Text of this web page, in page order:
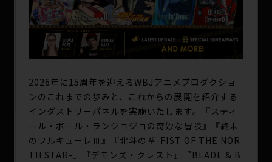
2026年に15周年を迎えるWBJアニメプロダクショ
ンのこれまでの歩みと、これからの展開を紹介する
インダストリーパネルを実施いたします。『スティ
ール・ボール・ランジョジョの奇妙な冒険』『終末
のワルキューレⅢ』『北斗の拳-FIST OF THE NOR
TH STAR-』『デモンズ・クレスト』『BLADE & B